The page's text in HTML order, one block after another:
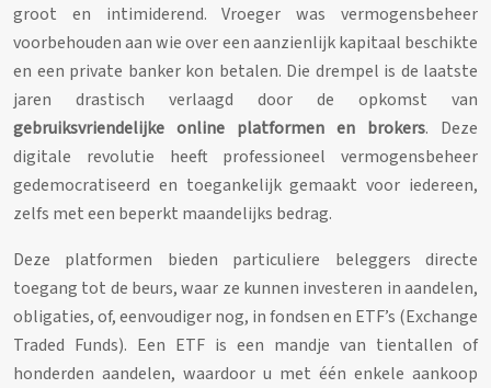
groot en intimiderend. Vroeger was vermogensbeheer
voorbehouden aan wie over een aanzienlijk kapitaal beschikte
en een private banker kon betalen. Die drempel is de laatste
jaren drastisch verlaagd door de opkomst van
gebruiksvriendelijke online platformen en brokers. Deze
digitale revolutie heeft professioneel vermogensbeheer
gedemocratiseerd en toegankelijk gemaakt voor iedereen,
zelfs met een beperkt maandelijks bedrag.
Deze platformen bieden particuliere beleggers directe
toegang tot de beurs, waar ze kunnen investeren in aandelen,
obligaties, of, eenvoudiger nog, in fondsen en ETF’s (Exchange
Traded Funds). Een ETF is een mandje van tientallen of
honderden aandelen, waardoor u met één enkele aankoop